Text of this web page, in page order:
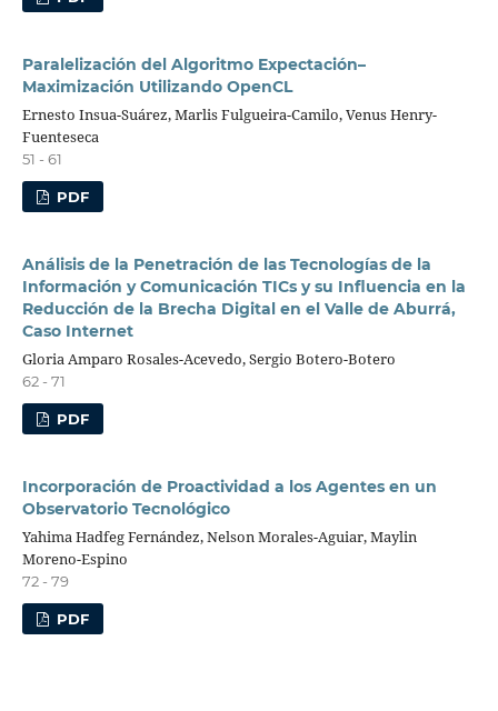
Paralelización del Algoritmo Expectación–
Maximización Utilizando OpenCL
Ernesto Insua-Suárez, Marlis Fulgueira-Camilo, Venus Henry-
Fuenteseca
51 - 61
PDF
Análisis de la Penetración de las Tecnologías de la
Información y Comunicación TICs y su Influencia en la
Reducción de la Brecha Digital en el Valle de Aburrá,
Caso Internet
Gloria Amparo Rosales-Acevedo, Sergio Botero-Botero
62 - 71
PDF
Incorporación de Proactividad a los Agentes en un
Observatorio Tecnológico
Yahima Hadfeg Fernández, Nelson Morales-Aguiar, Maylin
Moreno-Espino
72 - 79
PDF